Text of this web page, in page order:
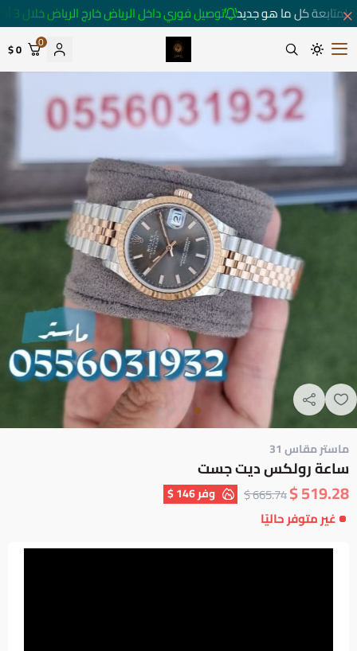
لمتابعة كل ما هو جديد توصيل فوري داخل الرياض خارج الرياض خلال 3 أيام 🚚
متجر ساعات رومانس
0
0 $
ماستر مقاس 31
ساعة رولكس ديت جست
519.28 $
665.74 $ وفر146 $
غير متوفر حاليًا